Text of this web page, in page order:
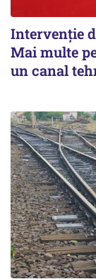
Intervenție
Mai multe
un canal